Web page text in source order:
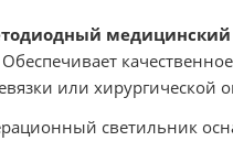
или хирургической
светильник